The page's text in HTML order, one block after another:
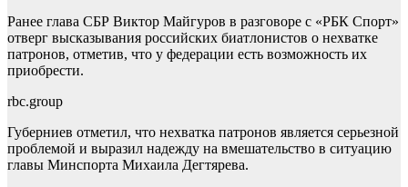
Ранее глава СБР Виктор Майгуров в разговоре с «РБК Спорт»
отверг высказывания российских биатлонистов о нехватке
патронов, отметив, что у федерации есть возможность их
приобрести.
rbc.group
Губерниев отметил, что нехватка патронов является серьезной
проблемой и выразил надежду на вмешательство в ситуацию
главы Минспорта Михаила Дегтярева.